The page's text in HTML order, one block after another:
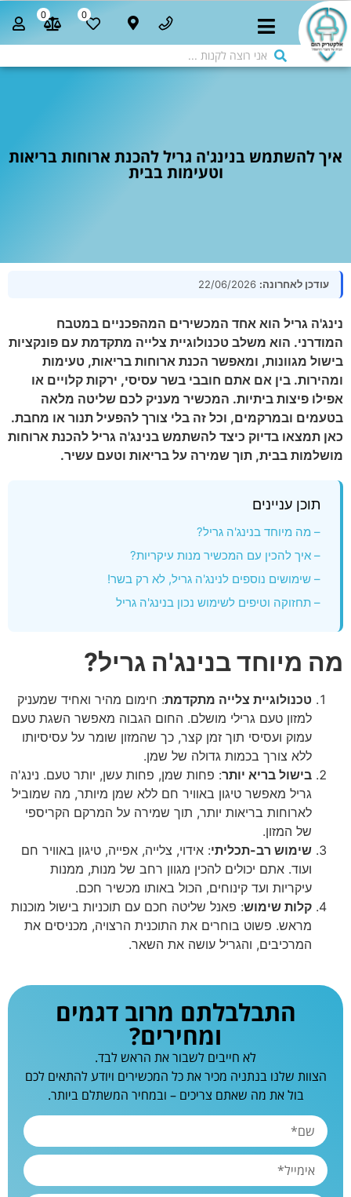
0
0
איך להשתמש בנינג'ה גריל להכנת ארוחות בריאות
וטעימות בבית
עודכן לאחרונה:
נינג'ה גריל הוא אחד המכשירים המהפכניים במטבח
המודרני. הוא משלב טכנולוגיית צלייה מתקדמת עם פונקציות
בישול מגוונות, ומאפשר הכנת ארוחות בריאות, טעימות
ומהירות. בין אם אתם חובבי בשר עסיסי, ירקות קלויים או
אפילו פיצות ביתיות. המכשיר מעניק לכם שליטה מלאה
בטעמים ובמרקמים, וכל זה בלי צורך להפעיל תנור או מחבת.
כאן תמצאו בדיוק כיצד להשתמש בנינג'ה גריל להכנת ארוחות
מושלמות בבית, תוך שמירה על בריאות וטעם עשיר.
תוכן עניינים
– מה מיוחד בנינג'ה גריל?
– איך להכין עם המכשיר מנות עיקריות?
– שימושים נוספים לנינג'ה גריל, לא רק בשר!
– תחזוקה וטיפים לשימוש נכון בנינג'ה גריל
מה מיוחד בנינג'ה גריל?
טכנולוגיית צלייה מתקדמת: חימום מהיר ואחיד שמעניק
למזון טעם גרילי מושלם. החום הגבוה מאפשר השגת טעם
עמוק ועסיסי תוך זמן קצר, כך שהמזון שומר על עסיסיותו
ללא צורך בכמות גדולה של שמן.
בישול בריא יותר: פחות שמן, פחות עשן, יותר טעם. נינג'ה
גריל מאפשר טיגון באוויר חם ללא שמן מיותר, מה שמוביל
לארוחות בריאות יותר, תוך שמירה על המרקם הקריספי
של המזון.
שימוש רב-תכליתי: אידוי, צלייה, אפייה, טיגון באוויר חם
ועוד. אתם יכולים להכין מגוון רחב של מנות, ממנות
עיקריות ועד קינוחים, הכול באותו מכשיר חכם.
קלות שימוש: פאנל שליטה חכם עם תוכניות בישול מוכנות
מראש. פשוט בוחרים את התוכנית הרצויה, מכניסים את
המרכיבים, והגריל עושה את השאר.
התבלבלתם מרוב דגמים
ומחירים?
לא חייבים לשבור את הראש לבד.
הצוות שלנו בנתניה מכיר את כל המכשירים ויודע להתאים לכם
בול את מה שאתם צריכים – ובמחיר המשתלם ביותר.